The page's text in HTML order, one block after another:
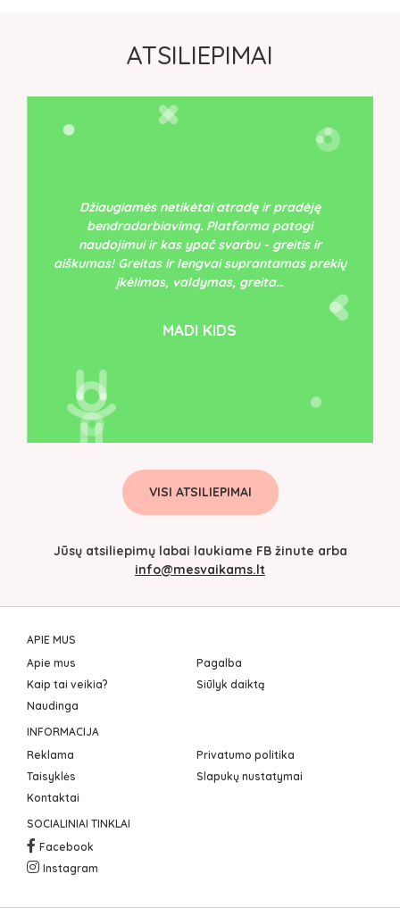
ATSILIEPIMAI
Džiaugiamės netikėtai atradę ir pradėję
bendradarbiavimą. Platforma patogi
naudojimui ir kas ypač svarbu - greitis ir
aiškumas! Greitas ir lengvai suprantamas prekių
įkėlimas, valdymas, greita…
MADI KIDS
VISI ATSILIEPIMAI
Jūsų atsiliepimų labai laukiame FB žinute arba
info@mesvaikams.lt
APIE MUS
Apie mus
Pagalba
Kaip tai veikia?
Siūlyk daiktą
Naudinga
INFORMACIJA
Reklama
Privatumo politika
Taisyklės
Slapukų nustatymai
Kontaktai
SOCIALINIAI TINKLAI
Facebook
Instagram